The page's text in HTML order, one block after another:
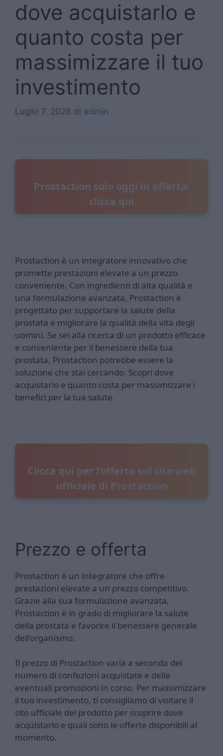
dove acquistarlo e
quanto costa per
massimizzare il tuo
investimento
Luglio 7, 2026 di admin
Prostaction solo oggi in offerta:
clicca qui
Prostaction è un integratore innovativo che
promette prestazioni elevate a un prezzo
conveniente. Con ingredienti di alta qualità e
una formulazione avanzata, Prostaction è
progettato per supportare la salute della
prostata e migliorare la qualità della vita degli
uomini. Se sei alla ricerca di un prodotto efficace
e conveniente per il benessere della tua
prostata, Prostaction potrebbe essere la
soluzione che stai cercando. Scopri dove
acquistarlo e quanto costa per massimizzare i
benefici per la tua salute.
Clicca qui per l’offerta sul sito web
ufficiale di Prostaction
Prezzo e offerta
Prostaction è un integratore che offre
prestazioni elevate a un prezzo competitivo.
Grazie alla sua formulazione avanzata,
Prostaction è in grado di migliorare la salute
della prostata e favorire il benessere generale
dell’organismo.
Il prezzo di Prostaction varia a seconda del
numero di confezioni acquistate e delle
eventuali promozioni in corso. Per massimizzare
il tuo investimento, ti consigliamo di visitare il
sito ufficiale del prodotto per scoprire dove
acquistarlo e quali sono le offerte disponibili al
momento.